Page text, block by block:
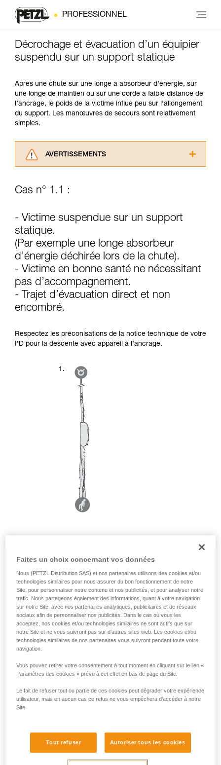
PROFESSIONNEL
Décrochage et évacuation d’un équipier
suspendu sur un support statique
Après une chute sur une longe à absorbeur d’énergie, sur
une longe de maintien ou sur une corde à faible distance de
l’ancrage, le poids de la victime influe peu sur l’allongement
du support. Les manœuvres de secours sont relativement
simples.
AVERTISSEMENTS
consulter. Vous devez avoir compris les
pouvoir comprendre ce complément
d’informations.
Maîtriser ces techniques nécessite une
formation et un entraînement spécifique. Validez
avec un professionnel votre capacité à refaire
la manipulation, seul, en toute sécurité, avant
de la reproduire en autonomie.
Nous donnons des exemples de techniques
liées à votre activité. Il peut en exister d’autres
Cas n° 1.1 :
- Victime suspendue sur un support
statique.
(Par exemple une longe absorbeur
d’énergie déchirée lors de la chute).
- Victime en bonne santé ne nécessitant
pas d’accompagnement.
- Trajet d’évacuation direct et non
encombré.
Respectez les préconisations de la notice technique de votre
I’D pour la descente avec appareil à l’ancrage.
Faites un choix concernant vos données
Nous (PETZL Distribution SAS) et nos partenaires utilisons des cookies et/ou
technologies similaires pour nous assurer du bon fonctionnement de notre
Site, pour personnaliser notre contenu et nos publicités, et pour analyser notre
trafic. Nous partageons également des informations, quant à votre navigation
sur notre Site, avec nos partenaires analytiques, publicitaires et de réseaux
sociaux afin de personnaliser nos publicités. Dans le cas où vous les
acceptez, nos cookies et/ou technologies similaires ne sont actifs que sur
notre Site et ne vous suivront pas sur d’autres sites web. Les cookies et/ou
technologies similaires de nos partenaires vous suivront pendant toute votre
navigation.
Vous pouvez retirer votre consentement à tout moment en cliquant sur le lien «
Paramètres des cookies » prévu à cet effet en bas de page du Site.
Le fait de refuser tout ou partie de ces cookies peut dégrader votre expérience
utilisateur, mais en aucun cas ce refus ne vous empêchera d’accéder à notre
Site.
Tout refuser Autoriser tous les cookies